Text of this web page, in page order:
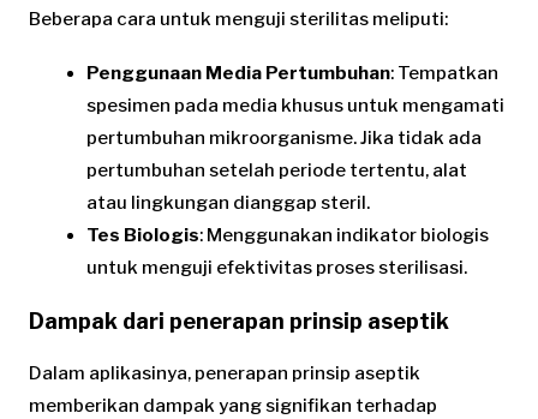
Beberapa cara untuk menguji sterilitas meliputi:
Penggunaan Media Pertumbuhan: Tempatkan
spesimen pada media khusus untuk mengamati
pertumbuhan mikroorganisme. Jika tidak ada
pertumbuhan setelah periode tertentu, alat
atau lingkungan dianggap steril.
Tes Biologis: Menggunakan indikator biologis
untuk menguji efektivitas proses sterilisasi.
Dampak dari penerapan prinsip aseptik
Dalam aplikasinya, penerapan prinsip aseptik
memberikan dampak yang signifikan terhadap